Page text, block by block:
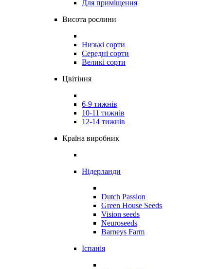
Для приміщення
Висота рослини
Низькі сорти
Середні сорти
Великі сорти
Цвітіння
6-9 тижнів
10-11 тижнів
12-14 тижнів
Країна виробник
Нідерланди
Dutch Passion
Green House Seeds
Vision seeds
Neuroseeds
Barneys Farm
Іспанія